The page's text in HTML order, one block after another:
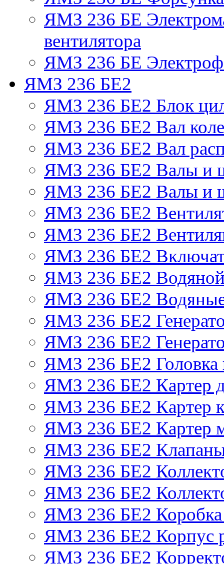
ЯМЗ 236 БЕ
вентилятора
ЯМЗ 236 БЕ
ЯМЗ 236 БЕ2
ЯМЗ 236 БЕ2 Блок
ЯМЗ 236 БЕ2 Вал
ЯМЗ 236 БЕ2 Вал
ЯМЗ 236 БЕ2 Валы и
ЯМЗ 236 БЕ2 Валы и
ЯМЗ 236 БЕ2
ЯМЗ 236 БЕ2
ЯМЗ 236 БЕ2
ЯМЗ 236 БЕ2 Водяной
ЯМЗ 236 БЕ2
ЯМЗ 236 БЕ2
ЯМЗ 236 БЕ2
ЯМЗ 236 БЕ2 Головка
ЯМЗ 236 БЕ2 Картер
ЯМЗ 236 БЕ2 Картер
ЯМЗ 236 БЕ2 Картер
ЯМЗ 236 БЕ2 Клапаны
ЯМЗ 236 БЕ2
ЯМЗ 236 БЕ2
ЯМЗ 236 БЕ2 Коробка
ЯМЗ 236 БЕ2 Корпус
ЯМЗ 236 БЕ2